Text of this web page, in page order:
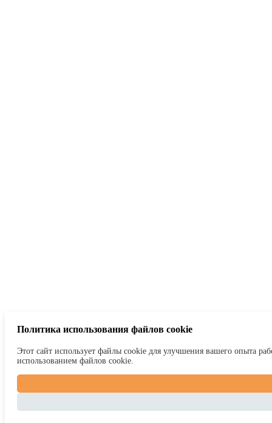
Политика использования файлов cookie
Этот сайт использует файлы cookie для улучшения вашего опыта
использованием файлов cookie.